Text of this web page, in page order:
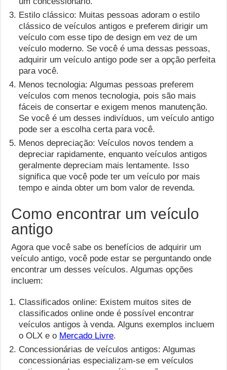
Estilo clássico: Muitas pessoas adoram o estilo
clássico de veículos antigos e preferem dirigir um
veículo com esse tipo de design em vez de um
veículo moderno. Se você é uma dessas pessoas,
adquirir um veículo antigo pode ser a opção perfeita
para você.
Menos tecnologia: Algumas pessoas preferem
veículos com menos tecnologia, pois são mais
fáceis de consertar e exigem menos manutenção.
Se você é um desses indivíduos, um veículo antigo
pode ser a escolha certa para você.
Menos depreciação: Veículos novos tendem a
depreciar rapidamente, enquanto veículos antigos
geralmente depreciam mais lentamente. Isso
significa que você pode ter um veículo por mais
tempo e ainda obter um bom valor de revenda.
Como encontrar um veículo
antigo
Agora que você sabe os benefícios de adquirir um
veículo antigo, você pode estar se perguntando onde
encontrar um desses veículos. Algumas opções
incluem:
Classificados online: Existem muitos sites de
classificados online onde é possível encontrar
veículos antigos à venda. Alguns exemplos incluem
o OLX e o Mercado Livre.
Concessionárias de veículos antigos: Algumas
concessionárias especializam-se em veículos